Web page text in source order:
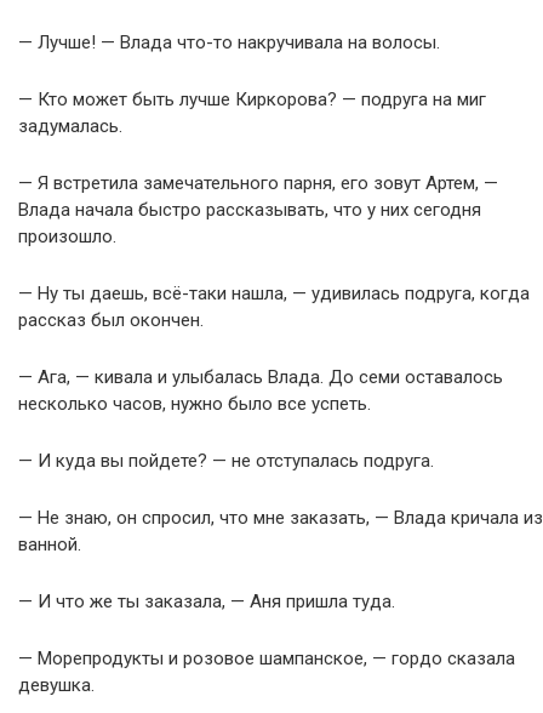
— Лучше! — Влада что-то накручивала на волосы.
— Кто может быть лучше Киркорова? — подруга на миг
задумалась.
— Я встретила замечательного парня, его зовут Артем, —
Влада начала быстро рассказывать, что у них сегодня
произошло.
— Ну ты даешь, всё-таки нашла, — удивилась подруга, когда
рассказ был окончен.
— Ага, — кивала и улыбалась Влада. До семи оставалось
несколько часов, нужно было все успеть.
— И куда вы пойдете? — не отступалась подруга.
— Не знаю, он спросил, что мне заказать, — Влада кричала из
ванной.
— И что же ты заказала, — Аня пришла туда.
— Морепродукты и розовое шампанское, — гордо сказала
девушка.